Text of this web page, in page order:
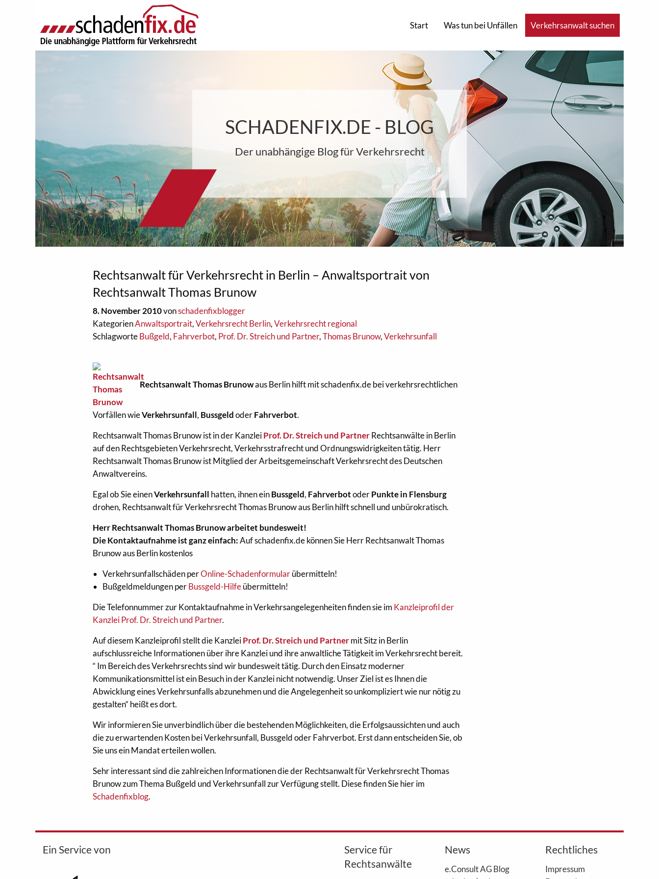
Start Was tun bei Unfällen Verkehrsanwalt suchen
SCHADENFIX.DE - BLOG
Der unabhängige Blog für Verkehrsrecht
Rechtsanwalt für Verkehrsrecht in Berlin – Anwaltsportrait von
Rechtsanwalt Thomas Brunow
8. November 2010vonschadenfixblogger
KategorienAnwaltsportrait,Verkehrsrecht Berlin,Verkehrsrecht regional
SchlagworteBußgeld, Fahrverbot, Prof. Dr. Streich und Partner,Thomas Brunow,Verkehrsunfall
RechtsanwaltThomas Brunowaus Berlin hilft mit schadenfix.de bei verkehrsrechtlichen
Vorfällen wieVerkehrsunfall, BussgeldoderFahrverbot.
Rechtsanwalt Thomas Brunow ist in der KanzleiProf. Dr. Streich und PartnerRechtsanwälte in Berlin
auf den Rechtsgebieten Verkehrsrecht, Verkehrsstrafrecht und Ordnungswidrigkeiten tätig. Herr
Rechtsanwalt Thomas Brunow ist Mitglied der Arbeitsgemeinschaft Verkehrsrecht des Deutschen
Anwaltvereins.
Egal ob Sie einenVerkehrsunfall hatten, ihnen einBussgeld, FahrverbotoderPunkte in Flensburg
drohen, Rechtsanwalt für Verkehrsrecht Thomas Brunow aus Berlin hilft schnell und unbürokratisch.
Herr Rechtsanwalt Thomas Brunow arbeitet bundesweit!
Die Kontaktaufnahme ist ganz einfach:Auf schadenfix.de können Sie Herr Rechtsanwalt Thomas
Brunow aus Berlin kostenlos
Verkehrsunfallschäden perOnline-Schadenformularübermitteln!
Bußgeldmeldungen perBussgeld-Hilfeübermitteln!
Die Telefonnummer zur Kontaktaufnahme in Verkehrsangelegenheiten finden sie im Kanzleiprofil der
Kanzlei Prof. Dr. Streich und Partner.
Auf diesem Kanzleiprofil stellt die KanzleiProf. Dr. Streich und Partnermit Sitz in Berlin
aufschlussreiche Informationen über ihre Kanzlei und ihre anwaltliche Tätigkeit im Verkehrsrecht bereit.
“ Im Bereich des Verkehrsrechts sind wir bundesweit tätig. Durch den Einsatz moderner
Kommunikationsmittel ist ein Besuch in der Kanzlei nicht notwendig. Unser Ziel ist es Ihnen die
Abwicklung eines Verkehrsunfalls abzunehmen und die Angelegenheit so unkompliziert wie nur nötig zu
gestalten“ heißt es dort.
Wir informieren Sie unverbindlich über die bestehenden Möglichkeiten, die Erfolgsaussichten und auch
die zu erwartenden Kosten bei Verkehrsunfall, Bussgeld oder Fahrverbot. Erst dann entscheiden Sie, ob
Sie uns ein Mandat erteilen wollen.
Sehr interessant sind die zahlreichen Informationen die der Rechtsanwalt für Verkehrsrecht Thomas
Brunow zum Thema Bußgeld und Verkehrsunfall zur Verfügung stellt. Diese finden Sie hier im
Schadenfixblog.
Ein Service von
Service für
Rechtsanwälte
News
e.Consult AG Blog
Rechtliches
Impressum